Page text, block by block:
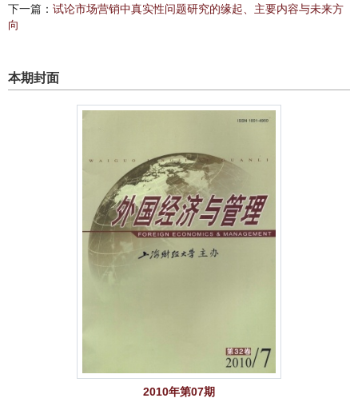
下一篇： 试论市场营销中真实性问题研究的缘起、主要内容与未来方
向
本期封面
2010年第07期